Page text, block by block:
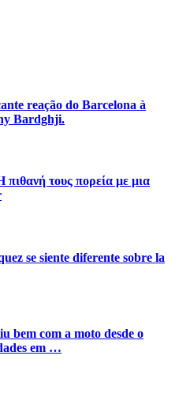
reação do Barcelona à
Bardghji.
τους πορεία με μια
se siente diferente sobre la
bem com a moto desde o
em …